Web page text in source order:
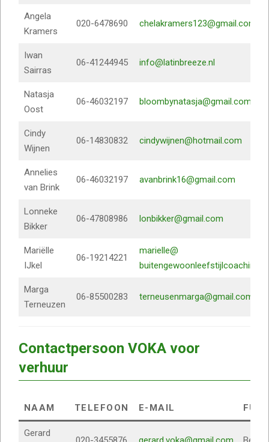
Angela
Kramers
020-6478690 chelakramers123@gmail.com
Iwan
Sairras
06-41244945 info@latinbreeze.nl
Natasja
Oost
06-46032197 bloombynatasja@gmail.com
Cindy
Wijnen
06-14830832 cindywijnen@hotmail.com
Annelies
van Brink
06-46032197 avanbrink16@gmail.com
Lonneke
Bikker
06-47808986 lonbikker@gmail.com
Mariëlle
IJkel
06-19214221
marielle@
buitengewoonleefstijlcoaching.nl
Marga
Terneuzen
06-85500283 terneusenmarga@gmail.com
Contactpersoon VOKA voor
verhuur
NAAM TELEFOON E-MAIL
Gerard